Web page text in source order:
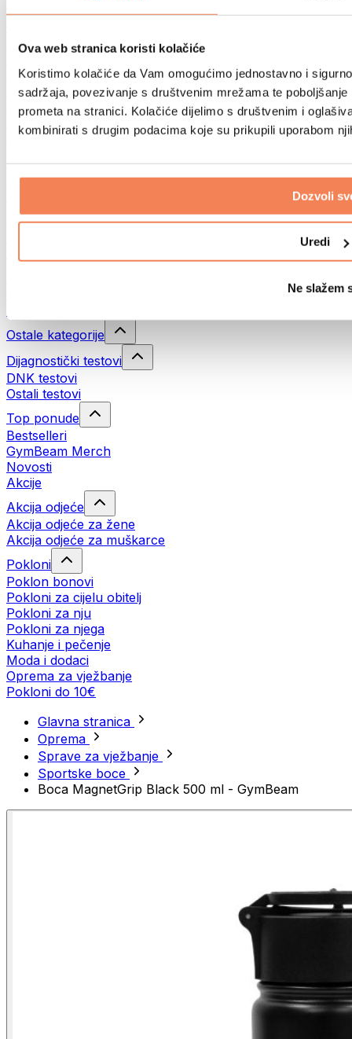
Ova web stranica koristi kolačiće
Koristimo kolačiće da Vam omogućimo jednostavno i
sadržaja, povezivanje s društvenim mrežama te
prometa na stranici. Kolačiće dijelimo s društvenim i
kombinirati s drugim podacima koje su prikupili uporabom
Dozvoli
Uredi
Ne slažem
Trčanje
Biciklizam
Joga i pilates
Kupanje hladnom vodom
Plivanje
Planinarenje
Biohacking
Terapija crvenim svjetlom
Eko kućanstvo
Ostale kategorije
Dijagnostički testovi
DNK testovi
Ostali testovi
Top ponude
Bestselleri
GymBeam Merch
Novosti
Akcije
Akcija odjeće
Akcija odjeće za žene
Akcija odjeće za muškarce
Pokloni
Poklon bonovi
Pokloni za cijelu obitelj
Pokloni za nju
Pokloni za njega
Kuhanje i pečenje
Moda i dodaci
Oprema za vježbanje
Pokloni do 10€
Glavna stranica
Oprema
Sprave za vježbanje
Sportske boce
Boca MagnetGrip Black 500 ml - GymBeam